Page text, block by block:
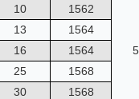
10 1562
13 1564
16 1564
25 1568
30 1568